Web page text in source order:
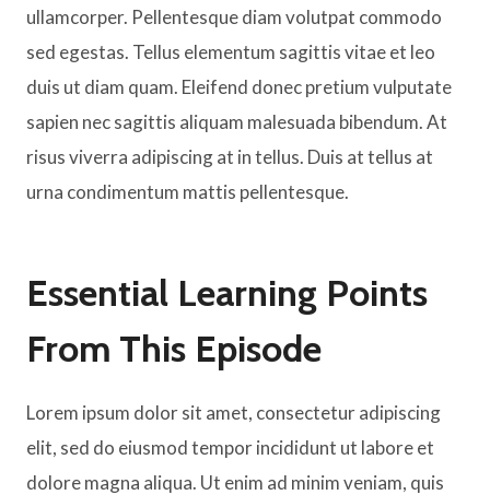
ullamcorper. Pellentesque diam volutpat commodo
sed egestas. Tellus elementum sagittis vitae et leo
duis ut diam quam. Eleifend donec pretium vulputate
sapien nec sagittis aliquam malesuada bibendum. At
risus viverra adipiscing at in tellus. Duis at tellus at
urna condimentum mattis pellentesque.
Essential Learning Points
From This Episode
Lorem ipsum dolor sit amet, consectetur adipiscing
elit, sed do eiusmod tempor incididunt ut labore et
dolore magna aliqua. Ut enim ad minim veniam, quis